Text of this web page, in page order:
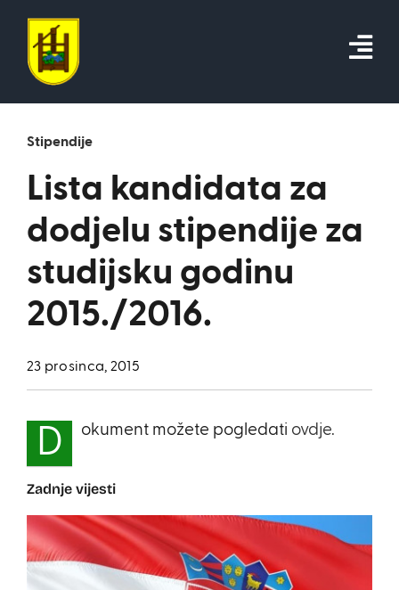
content
Stipendije
Lista kandidata za
dodjelu stipendije za
studijsku godinu
2015./2016.
23 prosinca, 2015
D okument možete pogledati ovdje.
Zadnje vijesti